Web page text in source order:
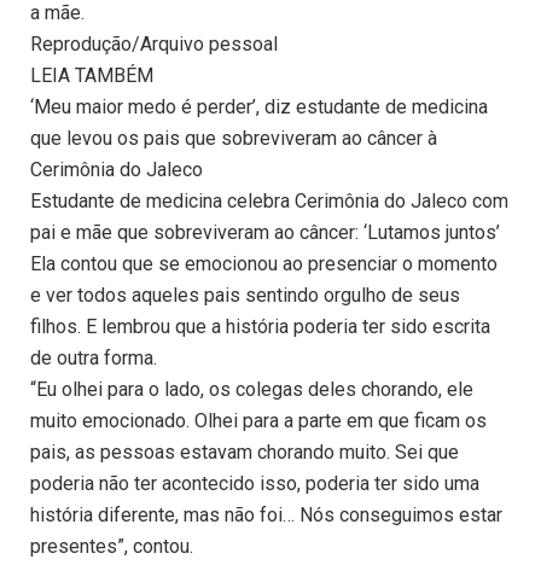
a mãe.
Reprodução/Arquivo pessoal
LEIA TAMBÉM
‘Meu maior medo é perder’, diz estudante de medicina
que levou os pais que sobreviveram ao câncer à
Cerimônia do Jaleco
Estudante de medicina celebra Cerimônia do Jaleco com
pai e mãe que sobreviveram ao câncer: ‘Lutamos juntos’
Ela contou que se emocionou ao presenciar o momento
e ver todos aqueles pais sentindo orgulho de seus
filhos. E lembrou que a história poderia ter sido escrita
de outra forma.
“Eu olhei para o lado, os colegas deles chorando, ele
muito emocionado. Olhei para a parte em que ficam os
pais, as pessoas estavam chorando muito. Sei que
poderia não ter acontecido isso, poderia ter sido uma
história diferente, mas não foi… Nós conseguimos estar
presentes”, contou.